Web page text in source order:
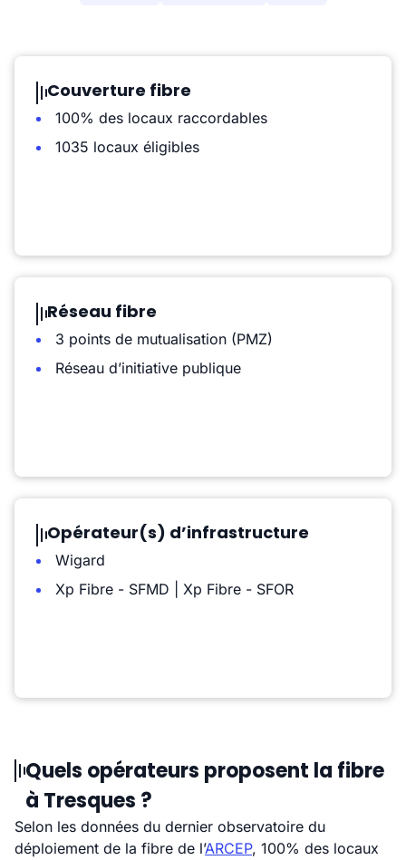
Couverture fibre
100% des locaux raccordables
1035 locaux éligibles
Réseau fibre
3 points de mutualisation (PMZ)
Réseau d’initiative publique
Opérateur(s) d’infrastructure
Wigard
Xp Fibre - SFMD | Xp Fibre - SFOR
Quels opérateurs proposent la fibre
à Tresques ?
Selon les données du dernier observatoire du
déploiement de la fibre de l’ARCEP, 100% des locaux